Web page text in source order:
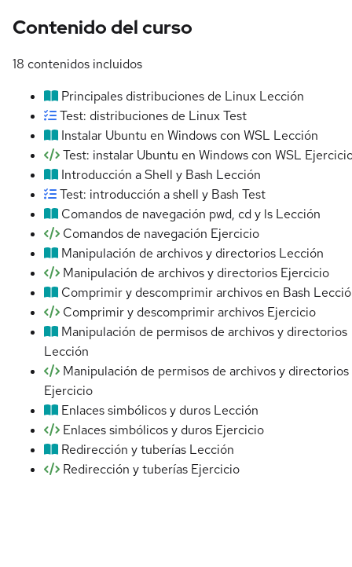
Contenido del curso
18 contenidos incluidos
Principales distribuciones de Linux Lección
Test: distribuciones de LinuxTest
Instalar Ubuntu en Windows con WSL Lección
Test: instalar Ubuntu en Windows con WSL
Introducción a Shell y Bash Lección
Test: introducción a shell y Bash Test
Comandos de navegación pwd, cd y ls Lección
Comandos de navegación Ejercicio
Manipulación de archivos y directorios Lección
Manipulación de archivos y directorios Ejercicio
Comprimir y descomprimir archivos en Bash
Comprimir y descomprimir archivos Ejercicio
Manipulación de permisos de archivos y directorios
Lección
Manipulación de permisos de archivos y directorios
Ejercicio
Enlaces simbólicos y duros Lección
Enlaces simbólicos y duros Ejercicio
Redirección y tuberías Lección
Redirección y tuberías Ejercicio